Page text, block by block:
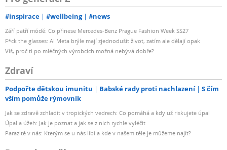
#inspirace #wellbeing #news
Září patří módě: Co přinese Mercedes-Benz Prague Fashion Week SS27
F*ck the glasses: AI Meta brýle mají zjednodušit život, zatím ale dělají opak
Víš, proč ti po mléčných výrobcích možná nebývá dobře?
Zdraví
Podpořte dětskou imunitu Babské rady proti nachlazení
S čím
vším pomůže rýmovník
Jak se zdravě zchladit v tropických vedrech: Co pomáhá a kdy už riskujete úpal
Úpal a úžeh: Jak je poznat a jak se z nich rychle vyléčit
Parazité v nás: Kterým se u nás líbí a kde v našem těle je můžeme najít?